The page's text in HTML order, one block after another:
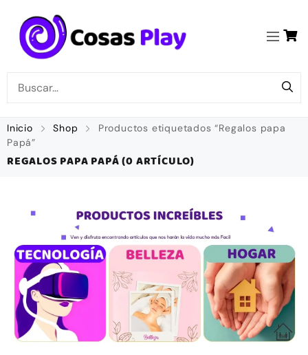
Inicio Shop
Productos etiquetados “Regalos papa
Papá”
REGALOS PAPA PAPÁ(0 ARTÍCULO)